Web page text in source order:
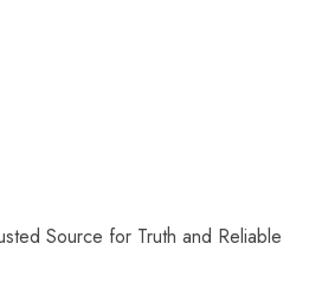
Source for Truth and Reliable